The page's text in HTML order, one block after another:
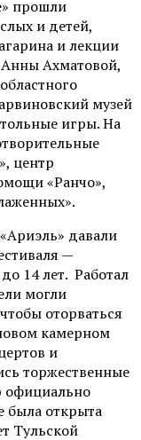
прошли
и детей,
и лекции
Ахматовой,
музей
игры. На
центр
«Ранчо»,
«Ариэль» давали
—
14 лет. Работал
могли
оторваться
камерном
и
торжественные
официально
была открыта
Тульской